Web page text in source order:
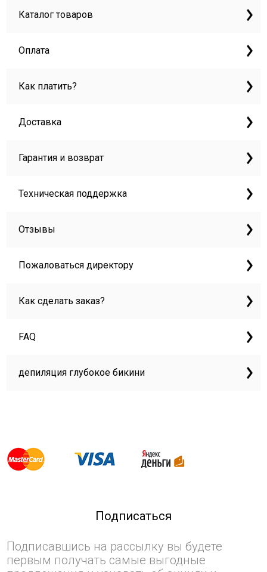
Каталог товаров
Оплата
Как платить?
Доставка
Гарантия и возврат
Техническая поддержка
Отзывы
Пожаловаться директору
Как сделать заказ?
FAQ
депиляция глубокое бикини
Подписаться
Подписавшись на рассылку вы будете
первым получать самые выгодные